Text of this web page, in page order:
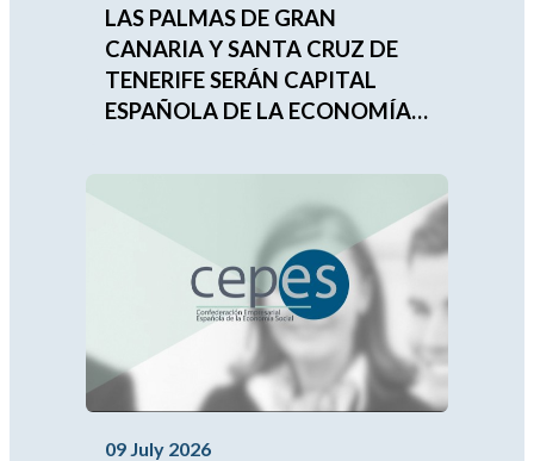
LAS PALMAS DE GRAN
CANARIA Y SANTA CRUZ DE
TENERIFE SERÁN CAPITAL
ESPAÑOLA DE LA ECONOMÍA
09 July 2026